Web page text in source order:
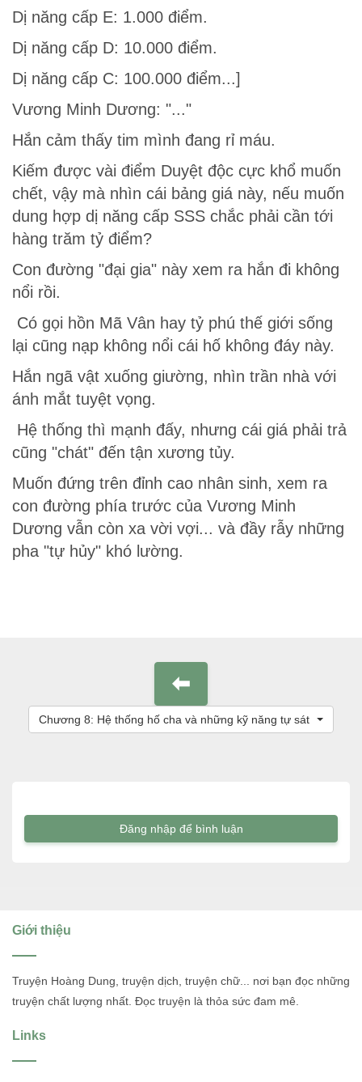
Dị năng cấp E: 1.000 điểm.
Dị năng cấp D: 10.000 điểm.
Dị năng cấp C: 100.000 điểm...]
Vương Minh Dương: "..."
Hắn cảm thấy tim mình đang rỉ máu.
Kiếm được vài điểm Duyệt độc cực khổ muốn
chết, vậy mà nhìn cái bảng giá này, nếu muốn
dung hợp dị năng cấp SSS chắc phải cần tới
hàng trăm tỷ điểm?
Con đường "đại gia" này xem ra hắn đi không
nổi rồi.
Có gọi hồn Mã Vân hay tỷ phú thế giới sống
lại cũng nạp không nổi cái hố không đáy này.
Hắn ngã vật xuống giường, nhìn trần nhà với
ánh mắt tuyệt vọng.
Hệ thống thì mạnh đấy, nhưng cái giá phải trả
cũng "chát" đến tận xương tủy.
Muốn đứng trên đỉnh cao nhân sinh, xem ra
con đường phía trước của Vương Minh
Dương vẫn còn xa vời vợi... và đầy rẫy những
pha "tự hủy" khó lường.
Chương 8: Hệ thống hố cha và những kỹ năng tự sát
Đăng nhập để bình luận
Giới thiệu
Truyện Hoàng Dung, truyện dịch, truyện chữ... nơi bạn đọc những
truyện chất lượng nhất. Đọc truyện là thỏa sức đam mê.
Links